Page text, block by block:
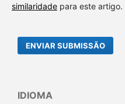
similaridadepara este artigo.
ENVIAR SUBMISSÃO
IDIOMA